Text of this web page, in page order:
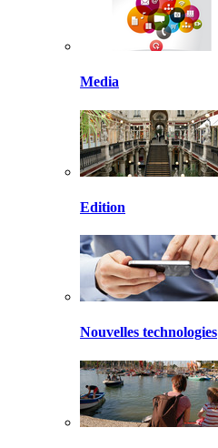
Media
Edition
Nouvelles technologies